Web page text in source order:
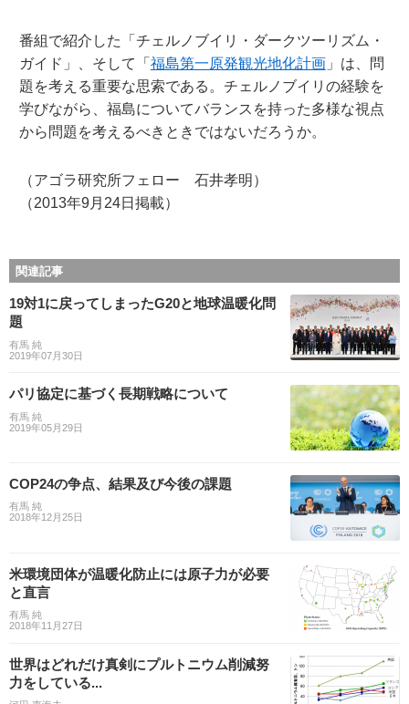
番組で紹介した「チェルノブイリ・ダークツーリズム・
ガイド」、そして「 福島第一原発観光地化計画」は、問
題を考える重要な思索である。チェルノブイリの経験を
学びながら、福島についてバランスを持った多様な視点
から問題を考えるべきときではないだろうか。
（アゴラ研究所フェロー 石井孝明）
（2013年9月24日掲載）
関連記事
19対1に戻ってしまったG20と地球温暖化問
題
有馬 純
2019年07月30日
パリ協定に基づく長期戦略について
有馬 純
2019年05月29日
COP24の争点、結果及び今後の課題
有馬 純
2018年12月25日
米環境団体が温暖化防止には原子力が必要
と直言
有馬 純
2018年11月27日
世界はどれだけ真剣にプルトニウム削減努
力をしている...